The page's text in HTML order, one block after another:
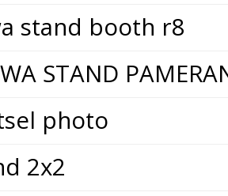
stand booth r8
STAND
photo
2x2